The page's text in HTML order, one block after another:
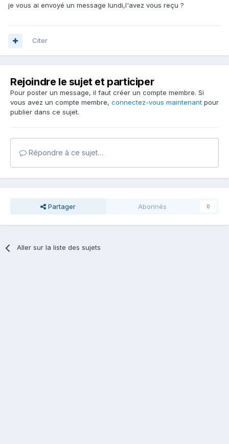
je vous ai envoyé un message lundi,l'avez vous reçu ?
Citer
Rejoindre le sujet et participer
Pour poster un message, il faut créer un compte membre. Si
vous avez un compte membre, connectez-vous maintenant pour
publier dans ce sujet.
Répondre à ce sujet…
Partager Abonnés 0
Aller sur la liste des sujets